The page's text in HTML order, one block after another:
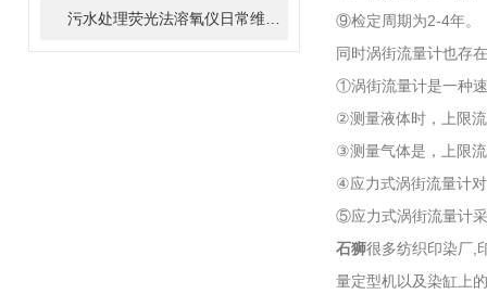
⑨检定周期为2-4年。
同时涡街流量计也存
①涡街流量计是一种
②测量液体时，上限
③测量气体是，上限
④应力式涡街流量计
⑤应力式涡街流量计
石狮很多纺织印染厂,
量定型机以及染缸上